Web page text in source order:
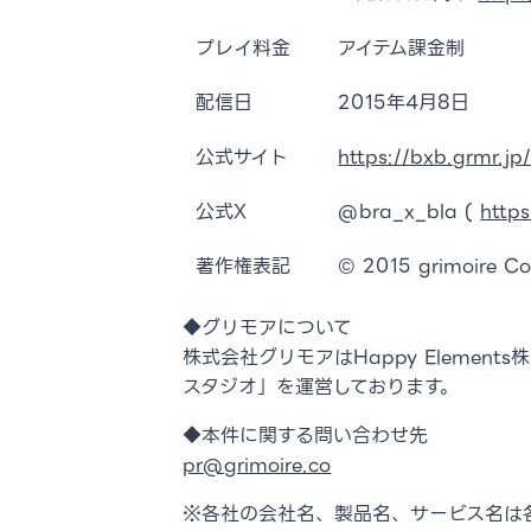
プレイ料金
アイテム課金制
配信日
2015年4月8日
公式サイト
https://bxb.grmr.jp/
公式X
@bra_x_bla (
著作権表記
© 2015 grimoire
◆グリモアについて
株式会社グリモアはHappy Elements株
スタジオ」を運営しております。
◆本件に関する問い合わせ先
pr@grimoire.co
※各社の会社名、製品名、サービス名は